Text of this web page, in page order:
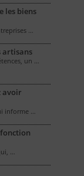
les biens
…
artisans
un …
avoir
informe …
…